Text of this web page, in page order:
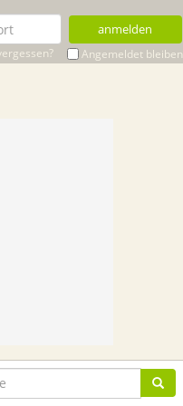
anmelden
Angemeldet bleiben